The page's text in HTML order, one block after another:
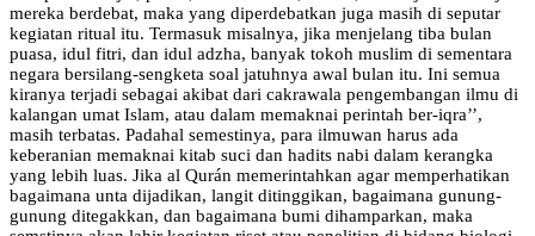
mereka berdebat, maka yang diperdebatkan juga masih di seputar
kegiatan ritual itu. Termasuk misalnya, jika menjelang tiba bulan
puasa, idul fitri, dan idul adzha, banyak tokoh muslim di sementara
negara bersilang-sengketa soal jatuhnya awal bulan itu. Ini semua
kiranya terjadi sebagai akibat dari cakrawala pengembangan ilmu di
kalangan umat Islam, atau dalam memaknai perintah ber-iqra’’,
masih terbatas. Padahal semestinya, para ilmuwan harus ada
keberanian memaknai kitab suci dan hadits nabi dalam kerangka
yang lebih luas. Jika al Qurán memerintahkan agar memperhatikan
bagaimana unta dijadikan, langit ditinggikan, bagaimana gunung-
gunung ditegakkan, dan bagaimana bumi dihamparkan, maka